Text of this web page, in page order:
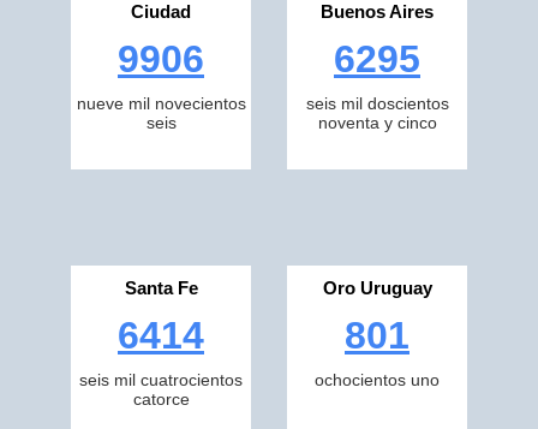
Ciudad
9906
nueve mil novecientos
seis
Buenos Aires
6295
seis mil doscientos
noventa y cinco
Santa Fe
6414
seis mil cuatrocientos
catorce
Oro Uruguay
801
ochocientos uno